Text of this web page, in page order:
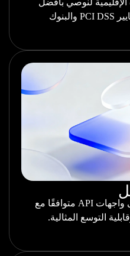
لنوصي بأفضل
بوابة دفع متوافقة تمامًا مع معايير PCI DSS والبنوك
يضمن فريقنا تكاملًا يعتمد على واجهات API متوافقًا مع
التوسع المثالية.